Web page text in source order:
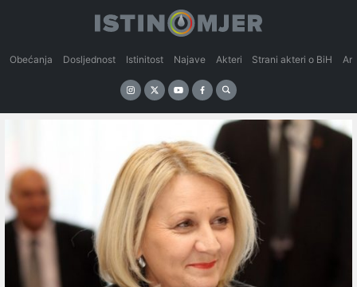
Obećanja Dosljednost Istinitost Najave Akteri Strani akteri o BiH